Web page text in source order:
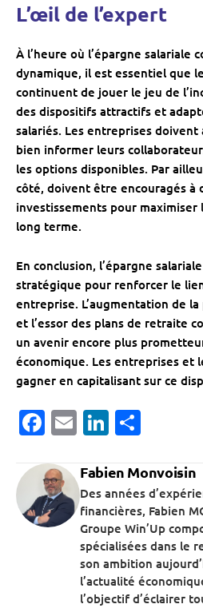
L’œil de l’expert
À l’heure où l’épargne salariale
dynamique, il est essentiel que
continuent de jouer le jeu de
des dispositifs attractifs et
salariés. Les entreprises doivent
bien informer leurs
les options disponibles. Par
côté, doivent être encouragés à
investissements pour maximiser
long terme.
En conclusion, l’épargne
stratégique pour renforcer le
entreprise. L’augmentation de
et l’essor des plans de retraite
un avenir encore plus
économique. Les entreprises et
gagner en capitalisant sur ce
Facebook
EmailLinkedIn
Fabien Monvoisin
Des années
financières, Fabien
Groupe Win’Up
spécialisées dans le
son ambition
l’actualité
l’objectif d’éclairer